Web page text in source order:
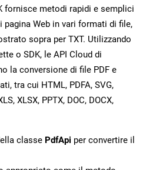
fornisce metodi rapidi e semplici
pagina Web in vari formati di file,
sopra per TXT. Utilizzando
o SDK, le API Cloud di
la conversione di file PDF e
tra cui HTML, PDFA, SVG,
XLSX, PPTX, DOC, DOCX,
classe PdfApi per convertire il